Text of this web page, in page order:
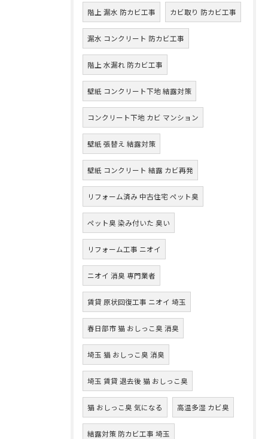
階上 漏水 防カビ工事 カビ取り 防カビ工事
漏水 コンクリート 防カビ工事
階上 水漏れ 防カビ工事
壁紙 コンクリート下地 結露対策
コンクリート下地 カビ マンション
壁紙 張替え 結露対策
壁紙 コンクリート 結露 カビ再発
リフォーム済み 中古住宅 ペット臭
ペット臭 染み付いた 臭い
リフォーム工事 ニオイ
ニオイ 消臭 専門業者
賃貸 原状回復工事 ニオイ 埼玉
春日部市 猫 おしっこ臭 消臭
埼玉 猫 おしっこ臭 消臭
埼玉 賃貸 退去後 猫 おしっこ臭
猫 おしっこ臭 気になる 高温多湿 カビ臭
結露対策 防カビ工事 埼玉